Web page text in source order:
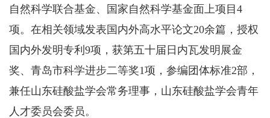
自然科学联合基金、国家自然科学基金面上项目4
项。在相关领域发表国内外高水平论文20余篇，授权
国内外发明专利9项，获第五十届日内瓦发明展金
奖、青岛市科学进步二等奖1项，参编团体标准2部，
兼任山东硅酸盐学会常务理事，山东硅酸盐学会青年
人才委员会委员。